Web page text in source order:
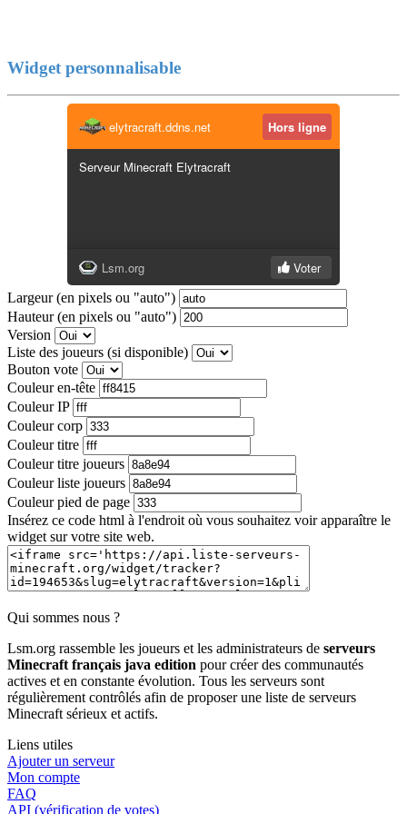
Widget personnalisable
Largeur (en pixels ou "auto")
Hauteur (en pixels ou "auto")
Version
Liste des joueurs (si disponible)
Bouton vote
Couleur en-tête
Couleur IP
Couleur corp
Couleur titre
Couleur titre joueurs
Couleur liste joueurs
Couleur pied de page
Insérez ce code html à l'endroit où vous souhaitez voir apparaître le
widget sur votre site web.
Qui sommes nous ?
Lsm.org rassemble les joueurs et les administrateurs de serveurs
Minecraft français java edition pour créer des communautés
actives et en constante évolution. Tous les serveurs sont
régulièrement contrôlés afin de proposer une liste de serveurs
Minecraft sérieux et actifs.
Liens utiles
Ajouter un serveur
Mon compte
FAQ
API (vérification de votes)